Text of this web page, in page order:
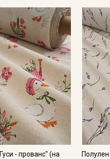
с кружевом и
и тканые ленты
усадку до 10 %, перед
усадки ткани в готовом
режиме, отжим на
отбеливателей;
подвешенном
слегка увлажненным, с
отличаться от оригинального
тон ткани может отличаться.
- прованс" (на